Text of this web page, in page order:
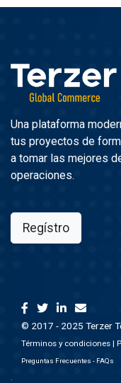
Una plataforma
tus proyectos de
a tomar las mejores
operaciones.
Regístro
© 2017 - 2025 Terzer
Términos y condiciones |
Preguntas Frecuentes - FAQs